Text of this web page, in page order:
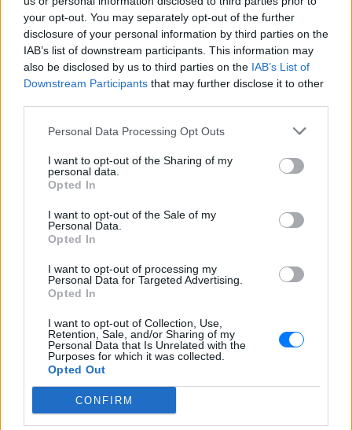
your opt-out. You may separately opt-out of the further
disclosure of your personal information by third parties on the
IAB’s list of downstream participants. This information may
also be disclosed by us to third parties on the IAB’s List of
Downstream Participants that may further disclose it to other
Personal Data Processing Opt Outs
I want to opt-out of the Sharing of my
personal data.
Opted In
I want to opt-out of the Sale of my
Personal Data.
Opted In
I want to opt-out of processing my
Personal Data for Targeted Advertising.
Opted In
I want to opt-out of Collection, Use,
Retention, Sale, and/or Sharing of my
Personal Data that Is Unrelated with the
Purposes for which it was collected.
Opted Out
CONFIRM
Βίντεο που φέρεται να δείχνει βίαιη
μεταφορά άνδρα για στρατιωτική
επιστράτευση στην Ουκρανία
επαναφέρει τη συζήτηση για το λεγόμενο
«busification».
για επιστράτευση ‑ Τι είναι το
ΧΤΕΣ
επιστράτευση στην Ουκρανία
επαναφέρει τη συζήτηση για το λεγόμενο
Πάρο: 4χρονος έχασε τη ζωή
του σε πισίνα beach bar –
ΧΤΕΣ
Ο ιδιοκτήτης του beach bar και οι γονείς
του μικρού προσήχθησαν από τις αρχές -
βρισκόταν κοντά στο παιδί εκείνη την